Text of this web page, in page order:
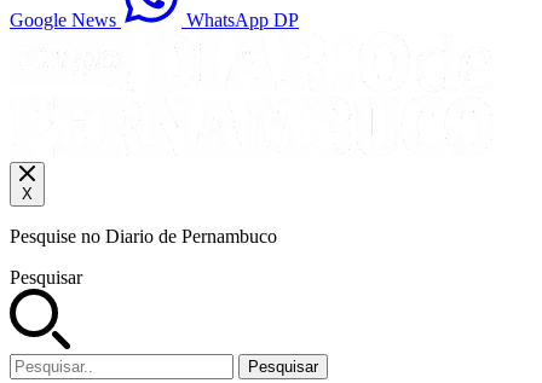
Google News WhatsApp DP
X
Pesquise no Diario de Pernambuco
Pesquisar
Pesquisar